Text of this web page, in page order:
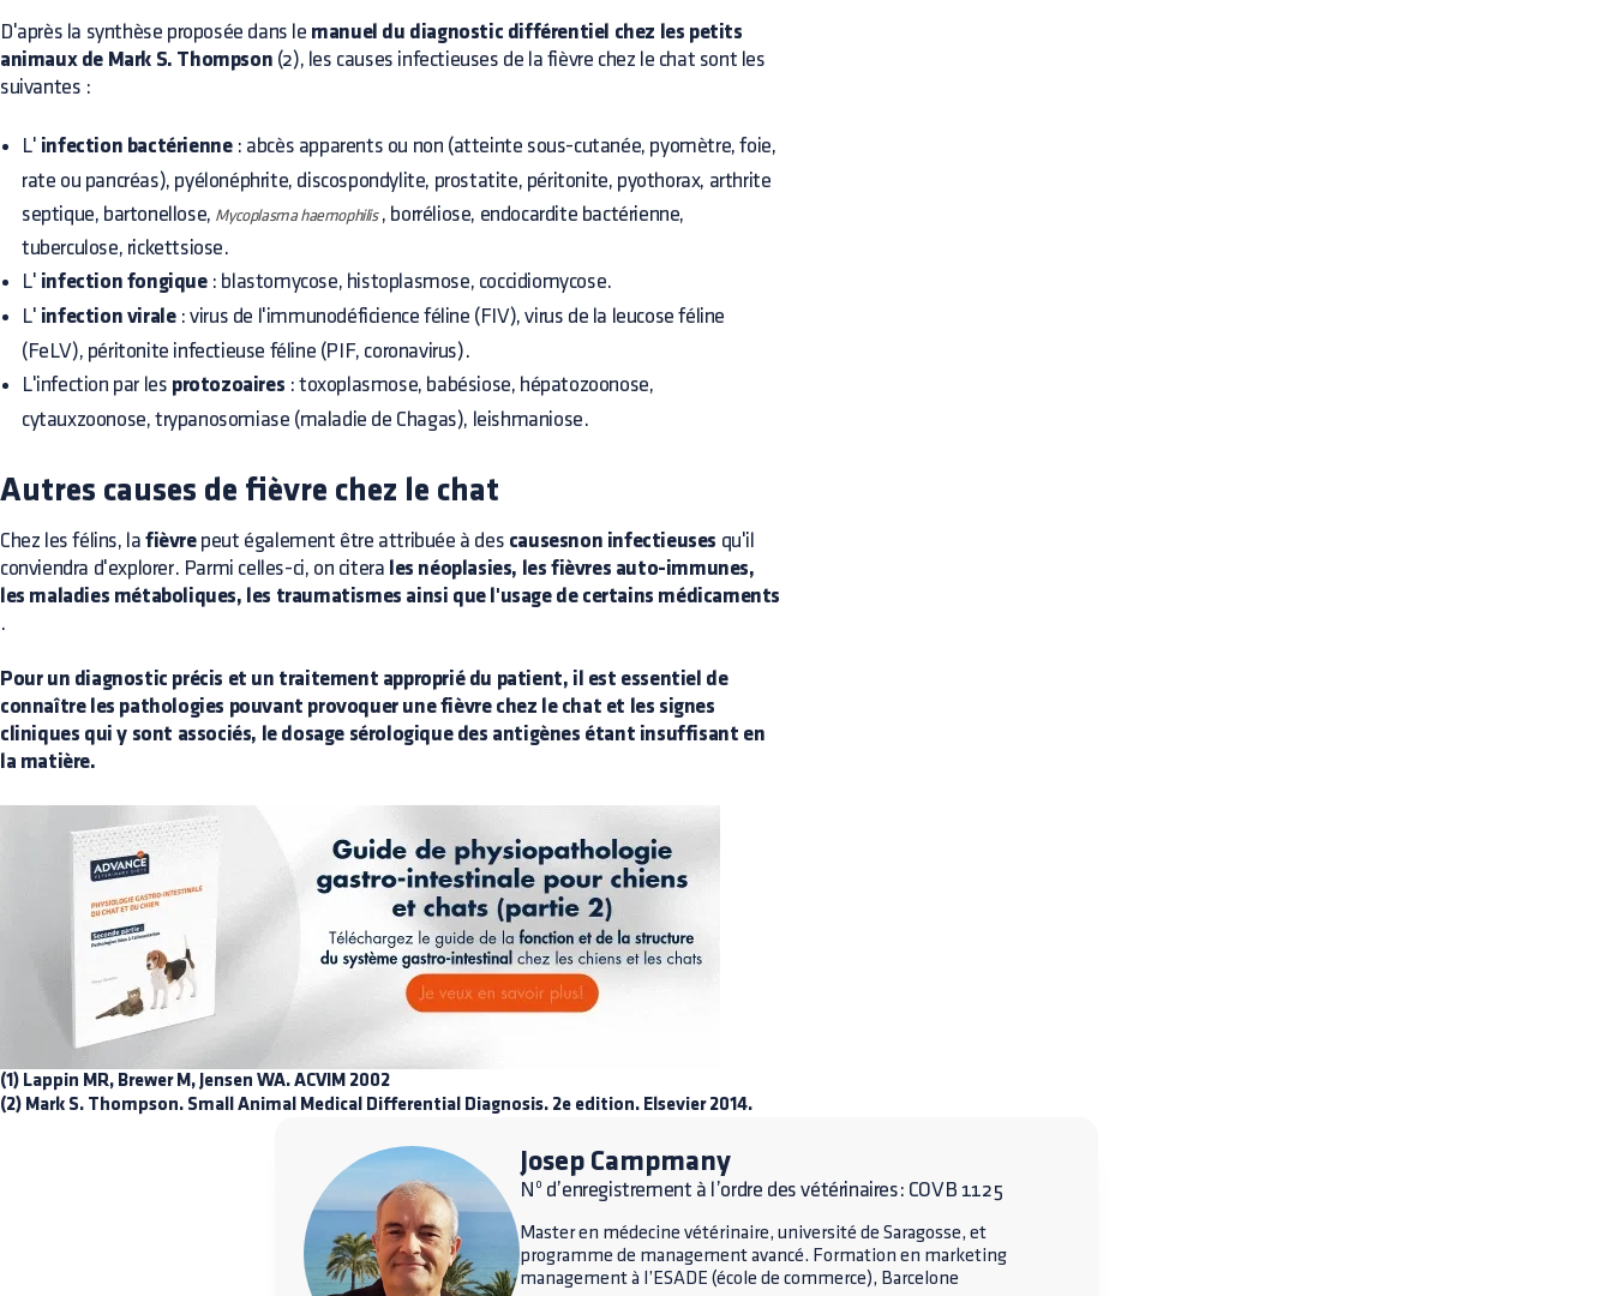
D'après la synthèse proposée dans le manuel du diagnostic différentiel chez les petits
animaux de Mark S. Thompson (2), les causes infectieuses de la fièvre chez le chat sont les
suivantes :
L' infection bactérienne: abcès apparents ou non (atteinte sous-cutanée, pyomètre, foie,
rate ou pancréas), pyélonéphrite, discospondylite, prostatite, péritonite, pyothorax, arthrite
septique, bartonellose, Mycoplasma haemophilis, borréliose, endocardite bactérienne,
tuberculose, rickettsiose.
L' infection fongique: blastomycose, histoplasmose, coccidiomycose.
L' infection virale: virus de l'immunodéficience féline (FIV), virus de la leucose féline
(FeLV), péritonite infectieuse féline (PIF, coronavirus).
L'infection par les protozoaires : toxoplasmose, babésiose, hépatozoonose,
cytauxzoonose, trypanosomiase (maladie de Chagas), leishmaniose.
Autres causes de fièvre chez le chat
Chez les félins, la fièvrepeut également être attribuée à des causesnon infectieuses qu'il
conviendra d'explorer. Parmi celles-ci, on citera les néoplasies, les fièvres auto-immunes,
les maladies métaboliques, les traumatismes ainsi que l'usage de certains médicaments
.
Pour un diagnostic précis et un traitement approprié du patient, il est essentiel de
connaître les pathologies pouvant provoquer une fièvre chez le chat et les signes
cliniques qui y sont associés, le dosage sérologique des antigènes étant insuffisant en
la matière.
(1) Lappin MR, Brewer M, Jensen WA. ACVIM 2002
(2) Mark S. Thompson. Small Animal Medical Differential Diagnosis. 2e edition. Elsevier 2014.
Josep Campmany
Nº d’enregistrement à l’ordre des vétérinaires: COVB 1125
Master en médecine vétérinaire, université de Saragosse, et
programme de management avancé. Formation en marketing
management à l’ESADE (école de commerce), Barcelone